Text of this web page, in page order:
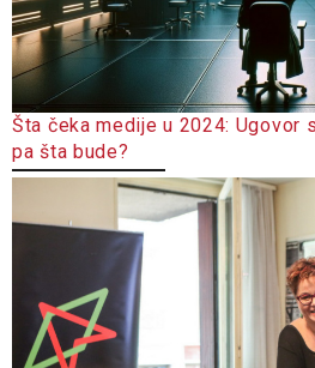
Šta čeka medije u 2024: Ugovor
pa šta bude?